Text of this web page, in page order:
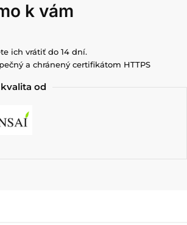
k vám
ich vrátiť do 14 dní.
a chránený certifikátom HTTPS
od